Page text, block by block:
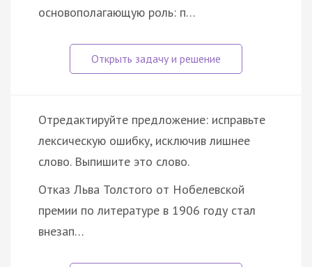
основополагающую роль: п…
Отредактируйте предложение: исправьте
лексическую ошибку, исключив лишнее
слово. Выпишите это слово.
Отказ Льва Толстого от Нобелевской
премии по литературе в 1906 году стал
внезап…